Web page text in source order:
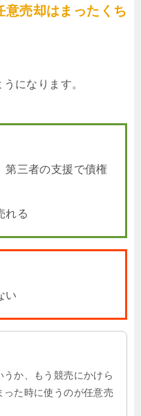
意売却はまったくち
になります。
第三者の支援で債権
れる
い
か、もう競売にかけら
た時に使うのが任意売